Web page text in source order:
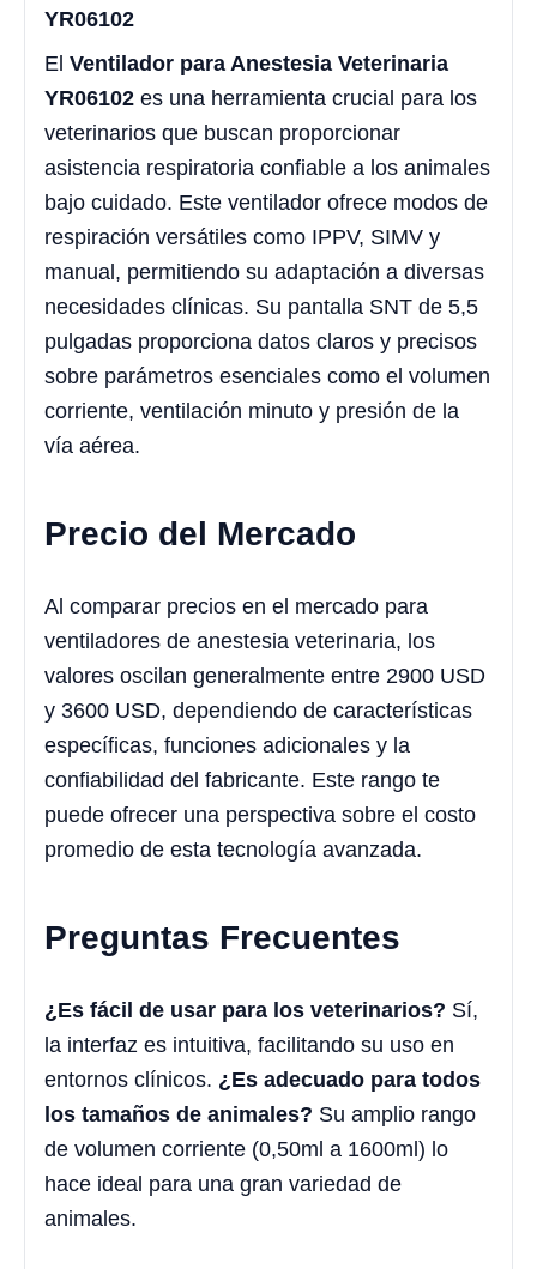
YR06102
El Ventilador para Anestesia Veterinaria
YR06102 es una herramienta crucial para los
veterinarios que buscan proporcionar
asistencia respiratoria confiable a los animales
bajo cuidado. Este ventilador ofrece modos de
respiración versátiles como IPPV, SIMV y
manual, permitiendo su adaptación a diversas
necesidades clínicas. Su pantalla SNT de 5,5
pulgadas proporciona datos claros y precisos
sobre parámetros esenciales como el volumen
corriente, ventilación minuto y presión de la
vía aérea.
Precio del Mercado
Al comparar precios en el mercado para
ventiladores de anestesia veterinaria, los
valores oscilan generalmente entre 2900 USD
y 3600 USD, dependiendo de características
específicas, funciones adicionales y la
confiabilidad del fabricante. Este rango te
puede ofrecer una perspectiva sobre el costo
promedio de esta tecnología avanzada.
Preguntas Frecuentes
¿Es fácil de usar para los veterinarios? Sí,
la interfaz es intuitiva, facilitando su uso en
entornos clínicos. ¿Es adecuado para todos
los tamaños de animales? Su amplio rango
de volumen corriente (0,50ml a 1600ml) lo
hace ideal para una gran variedad de
animales.